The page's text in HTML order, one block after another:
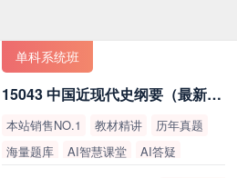
单科系统班
15043 中国近现代史纲要（最新版）
本站销售NO.1 教材精讲
历年真题
海量题库
AI智慧课堂
AI答疑